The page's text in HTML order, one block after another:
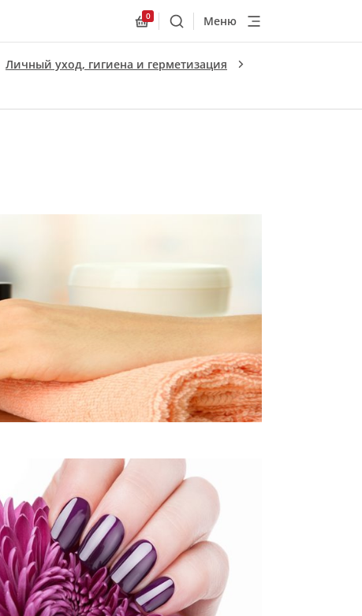
Allnex.GeneralResources.Cart
0
ПоискМеню
Личный уход, гигиена и герметизация